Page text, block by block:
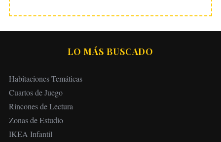
LO MÁS BUSCADO
Habitaciones Temáticas
Cuartos de Juego
Rincones de Lectura
Zonas de Estudio
IKEA Infantil